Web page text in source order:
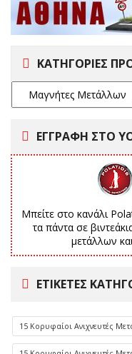
ΚΑΤΗΓΟΡΙΕΣ
ΕΓΓΡΑΦΗ ΣΤΟ
Μπείτε στο κανάλι
τα πάντα σε
μετάλλων
ΕΤΙΚΈΤΕΣ
15 Κορυφαίοι Ανιχνευτές